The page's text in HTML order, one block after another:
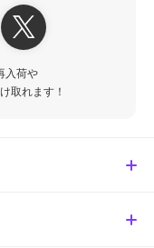
入荷や
取れます！